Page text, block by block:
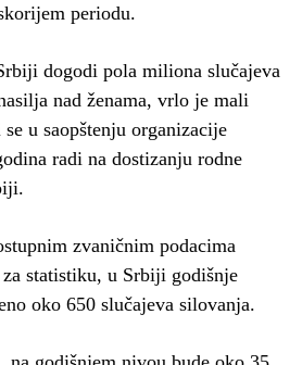
periodu.
dogodi pola miliona slučajeva
nad ženama, vrlo je mali
u saopštenju organizacije
radi na dostizanju rodne
zvaničnim podacima
statistiku, u Srbiji godišnje
oko 650 slučajeva silovanja.